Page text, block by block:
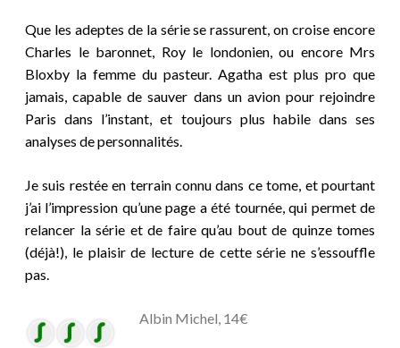
Que les adeptes de la série se rassurent, on croise encore
Charles le baronnet, Roy le londonien, ou encore Mrs
Bloxby la femme du pasteur. Agatha est plus pro que
jamais, capable de sauver dans un avion pour rejoindre
Paris dans l’instant, et toujours plus habile dans ses
analyses de personnalités.
Je suis restée en terrain connu dans ce tome, et pourtant
j’ai l’impression qu’une page a été tournée, qui permet de
relancer la série et de faire qu’au bout de quinze tomes
(déjà!), le plaisir de lecture de cette série ne s’essouffle
pas.
Albin Michel, 14€